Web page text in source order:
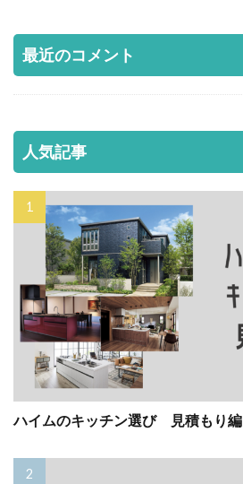
最近のコメント
人気記事
ハイムのキッチン選び 見積もり編